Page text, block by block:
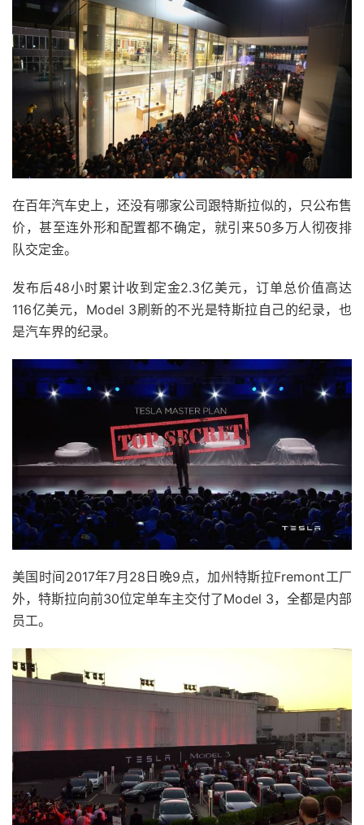
在百年汽车史上，还没有哪家公司跟特斯拉似的，只公布售
价，甚至连外形和配置都不确定，就引来50多万人彻夜排
队交定金。
发布后48小时累计收到定金2.3亿美元，订单总价值高达
116亿美元，Model 3刷新的不光是特斯拉自己的纪录，也
是汽车界的纪录。
美国时间2017年7月28日晚9点，加州特斯拉Fremont工厂
外，特斯拉向前30位定单车主交付了Model 3，全都是内部
员工。